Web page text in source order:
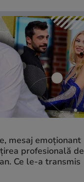
mesaj emoționant
profesională de
Ce le-a transmis